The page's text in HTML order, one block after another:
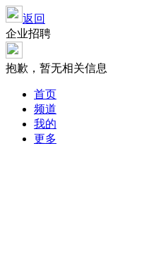
返回
企业招聘
抱歉，暂无相关信息
首页
频道
我的
更多